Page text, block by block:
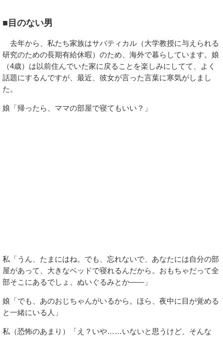
■目のない男
去年から、私たち家族はサバティカル（大学教授に与えられる
研究のための長期有給休暇）のため、海外で暮らしています。娘
（4歳）は以前住んでいた家に戻ることを楽しみにしてて、よく
話題にするんですが、最近、彼女が言った言葉に寒気がしまし
た。
娘「帰ったら、ママの部屋で寝てもいい？」
私「うん、たまにはね。でも、忘れないで、あなたには自分の部
屋があって、大きなベッドで寝れるんだから。おもちゃだって全
部そこにあるでしょ、ぬいぐるみとか――」
娘「でも、あのおじちゃんがいるから。ほら、夜中に目が覚める
と一緒にいる人」
私（恐怖のあまり）「え？いや……いないと思うけど、そんな